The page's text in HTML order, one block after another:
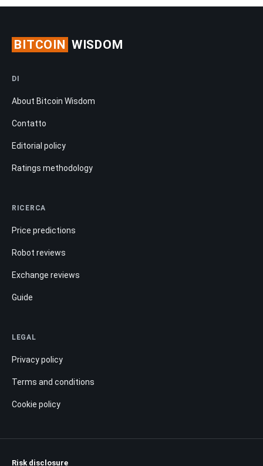
BITCOIN WISDOM
DI
About Bitcoin Wisdom
Contatto
Editorial policy
Ratings methodology
RICERCA
Price predictions
Robot reviews
Exchange reviews
Guide
LEGAL
Privacy policy
Terms and conditions
Cookie policy
Risk disclosure